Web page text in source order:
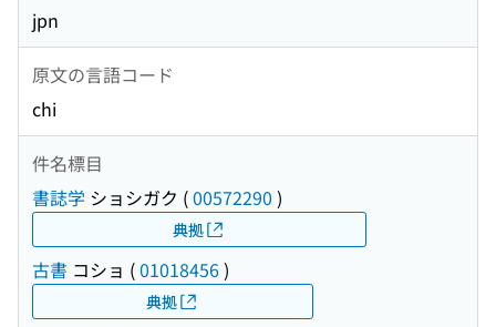
jpn
原文の言語コード
chi
件名標目
書誌学 ショシガク (00572290 )
典拠
古書 コショ (01018456)
典拠